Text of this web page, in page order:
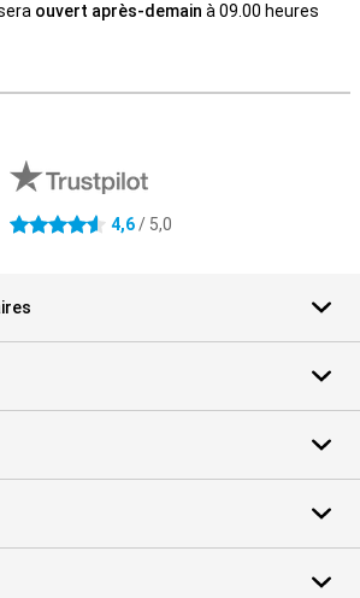
ouvert après-demain à 09.00 heures
4.6 étoiles 4,6/ 5,0